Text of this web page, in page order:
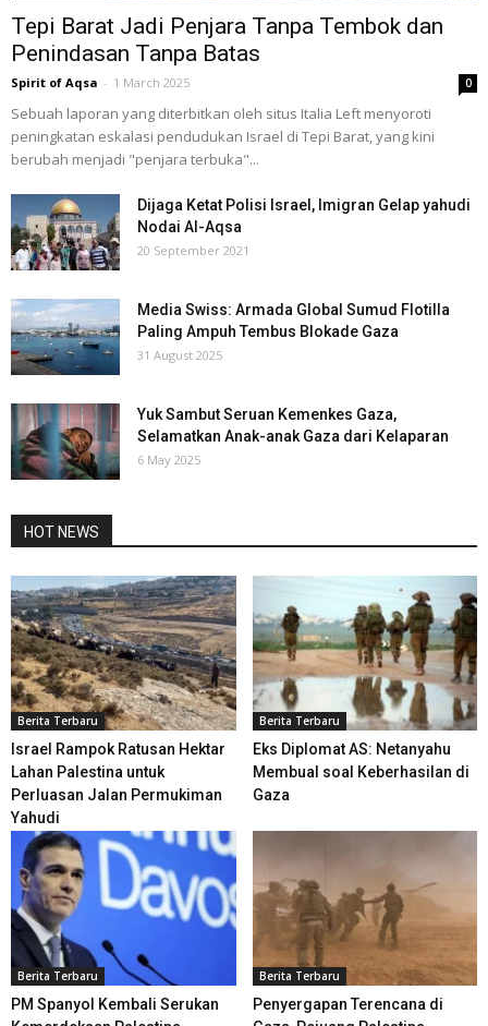
Tepi Barat Jadi Penjara Tanpa Tembok dan
Penindasan Tanpa Batas
Spirit of Aqsa - 1 March 2025 0
Sebuah laporan yang diterbitkan oleh situs Italia Left menyoroti
peningkatan eskalasi pendudukan Israel di Tepi Barat, yang kini
berubah menjadi "penjara terbuka"...
Dijaga Ketat Polisi Israel, Imigran Gelap yahudi
Nodai Al-Aqsa
20 September 2021
Media Swiss: Armada Global Sumud Flotilla
Paling Ampuh Tembus Blokade Gaza
31 August 2025
Yuk Sambut Seruan Kemenkes Gaza,
Selamatkan Anak-anak Gaza dari Kelaparan
6 May 2025
HOT NEWS
Berita Terbaru
Israel Rampok Ratusan Hektar
Lahan Palestina untuk
Perluasan Jalan Permukiman
Yahudi
Berita Terbaru
Eks Diplomat AS: Netanyahu
Membual soal Keberhasilan di
Gaza
Berita Terbaru
PM Spanyol Kembali Serukan
Berita Terbaru
Penyergapan Terencana di